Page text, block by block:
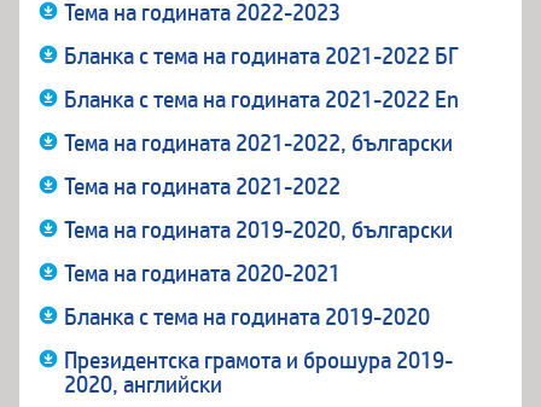
Тема на годината 2022-2023
Бланка с тема на годината 2021-2022 БГ
Бланка с тема на годината 2021-2022 En
Тема на годината 2021-2022, български
Тема на годината 2021-2022
Тема на годината 2019-2020, български
Тема на годината 2020-2021
Бланка с тема на годината 2019-2020
Президентска грамота и брошура 2019-
2020, английски